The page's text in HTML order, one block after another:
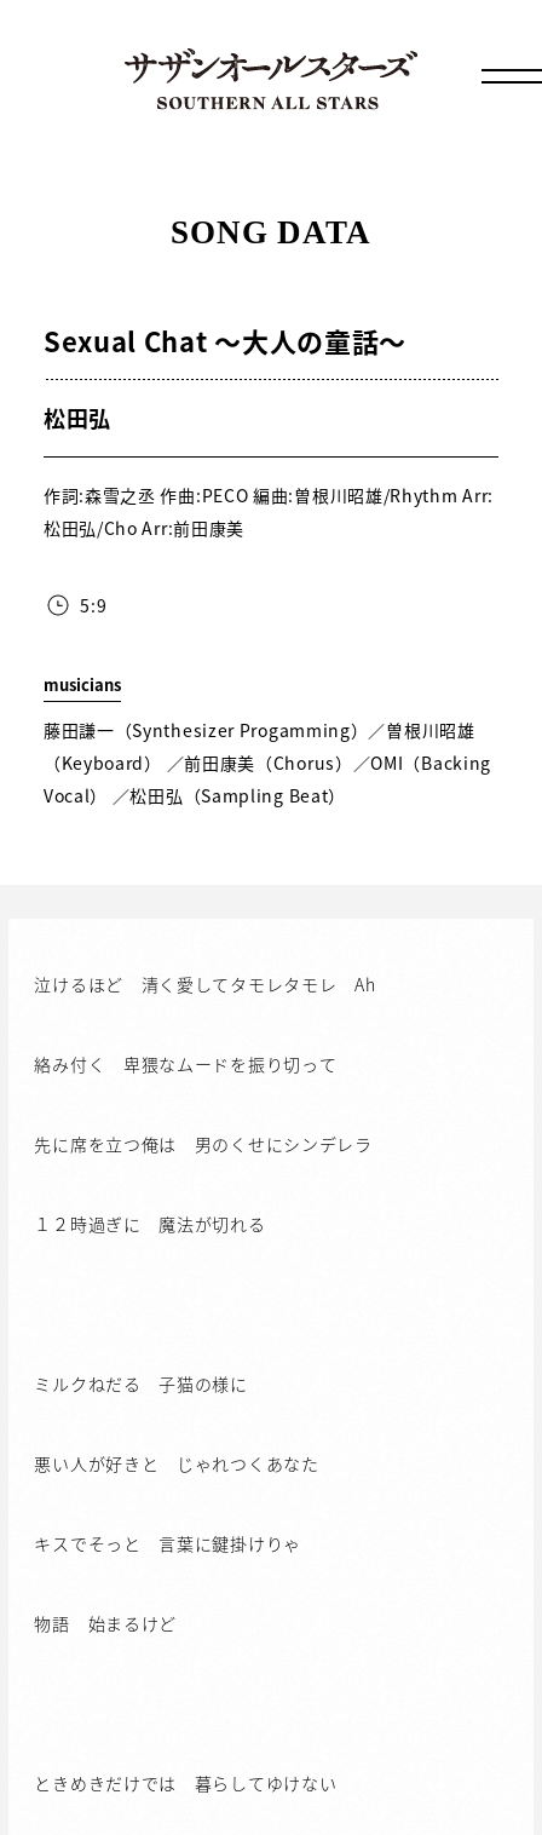
SONG DATA
Sexual Chat ～大人の童話～
松田弘
作詞:森雪之丞 作曲:PECO 編曲:曽根川昭雄/Rhythm Arr:
松田弘/Cho Arr:前田康美
5:9
musicians
藤田謙一（Synthesizer Progamming）／曽根川昭雄
（Keyboard） ／前田康美（Chorus）／OMI（Backing
Vocal） ／松田弘（Sampling Beat）
泣けるほど 清く愛してタモレタモレ Ah
絡み付く 卑猥なムードを振り切って
先に席を立つ俺は 男のくせにシンデレラ
１２時過ぎに 魔法が切れる
ミルクねだる 子猫の様に
悪い人が好きと じゃれつくあなた
キスでそっと 言葉に鍵掛けりゃ
物語 始まるけど
ときめきだけでは 暮らしてゆけない